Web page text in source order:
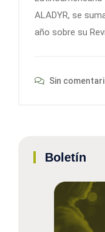
ALADYR, se
año sobre su
Sin
Boletín